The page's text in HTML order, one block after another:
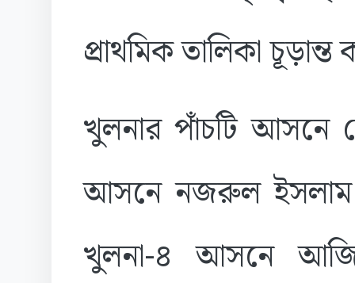
প্রাথমিক তালিকা
খুলনার পাঁচটি আসনে
আসনে নজরুল
খুলনা-৪ আসনে